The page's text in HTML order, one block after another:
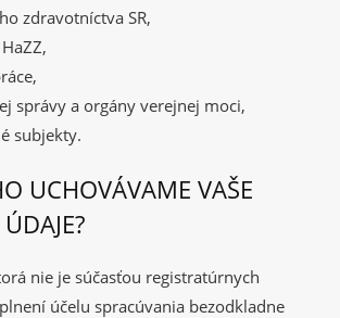
zdravotníctva SR,
správy a orgány verejnej moci,
subjekty.
UCHOVÁVAME VAŠE
nie je súčasťou registratúrnych
účelu spracúvania bezodkladne